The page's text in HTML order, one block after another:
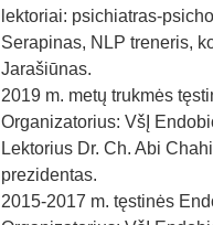
lektoriai: psichiatras-
Serapinas, NLP treneris,
Jarašiūnas.
2019 m. metų trukmės
Organizatorius: VšĮ
Lektorius Dr. Ch. Abi
prezidentas.
2015-2017 m. tęstinės